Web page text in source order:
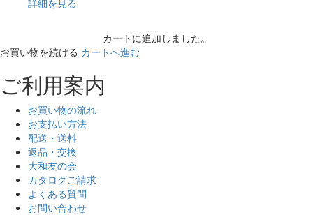
カートに追加しました。
お買い物を続ける カートへ進む
ご利用案内
お買い物の流れ
お支払い方法
配送・送料
返品・交換
大和友の会
カタログご請求
よくある質問
お問い合わせ